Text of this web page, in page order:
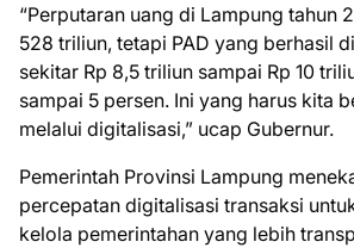
“Perputaran uang di Lampung tahun
528 triliun, tetapi PAD yang berhasil
sekitar Rp 8,5 triliun sampai Rp 10
sampai 5 persen. Ini yang harus kita
melalui digitalisasi,” ucap Gubernur.
Pemerintah Provinsi Lampung
percepatan digitalisasi transaksi
kelola pemerintahan yang lebih